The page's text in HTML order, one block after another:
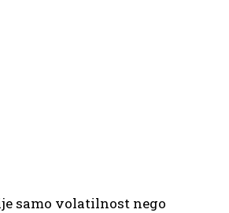
samo volatilnost nego